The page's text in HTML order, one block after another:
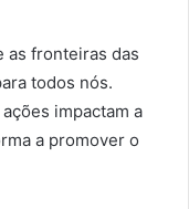
as fronteiras das
todos nós.
impactam a
a promover o